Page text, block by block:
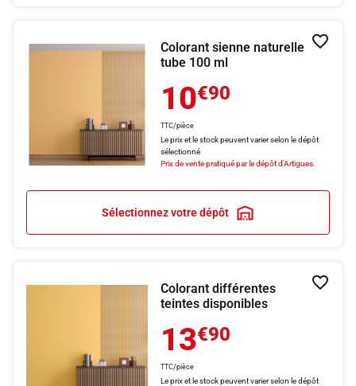
Colorant sienne naturelle
tube 100 ml
10€90
TTC/pièce
Le prix et le stock peuvent varier selon le dépôt
sélectionné
Prix de vente pratiqué par le dépôt d'Artigues.
Sélectionnez votre dépôt
Colorant différentes
teintes disponibles
13€90
TTC/pièce
Le prix et le stock peuvent varier selon le dépôt